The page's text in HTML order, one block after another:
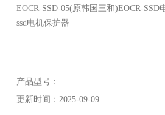
EOCR-SSD-05(原韩国三和)EOCR-
ssd电机保护器
产品型号：
更新时间：2025-09-09